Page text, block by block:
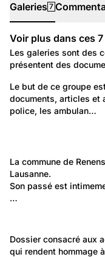
Galeries 7
Galeries
Voir plus dans ces 7
Les galeries sont des
présentent des
Politique et Société:
Police, ambulance,
officiels ou
Le but de ce groupe
documents, articles et
police, les ambulan…
Pompiers
d'urgence
Gendarmerie
Lieux: Vaud
Renens
La commune de
Lausanne.
Son passé est
…
Evènements
Politique et Société:
Victimes du travail
Dossier consacré aux
qui rendent hommage